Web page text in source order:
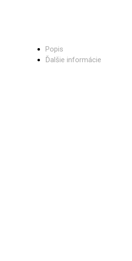
Popis
Ďalšie informácie